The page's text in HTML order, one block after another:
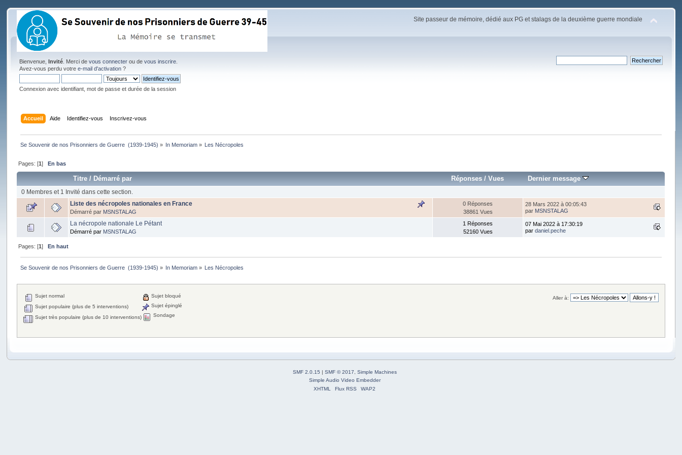
Site passeur de mémoire, dédié aux PG et stalags de la deuxième guerre mondiale
Bienvenue,Invité . Merci devous connecter ou devous inscrire
Avez-vous perdu votree-mail d'activation ?
Connexion avec identifiant, mot de passe et durée de la session
Accueil Aide Identifiez-vous Inscrivez-vous
Se Souvenir de nos Prisonniers de Guerre  (1939-1945) » In Memoriam » Les Nécropoles
Pages: [1] En bas
Titre/ Démarré par Réponses /Vues Dernier message
0 Membres et 1 Invité dans cette section.
Liste des nécropoles nationales en France
Démarré par MSNSTALAG
0 Réponses
38861 Vues
28 Mars 2022 à 00:05:43
par MSNSTALAG
La nécropole nationale Le Pétant
Démarré par MSNSTALAG
1 Réponses
52160 Vues
07 Mai 2022 à 17:30:19
pardaniel.peche
Pages: [1] En haut
Se Souvenir de nos Prisonniers de Guerre  (1939-1945) » In Memoriam » Les Nécropoles
Aller à:
Sujet normal
Sujet populaire (plus de 5 interventions)
Sujet très populaire (plus de 10 interventions)
Sujet bloqué
Sujet épinglé
Sondage
SMF 2.0.15 | SMF © 2017, Simple Machines
Simple Audio Video Embedder
XHTML
Flux RSS WAP2